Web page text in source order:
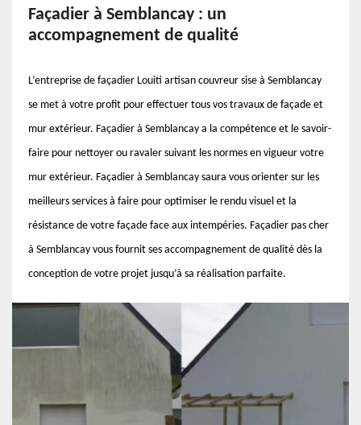
Façadier à Semblancay : un
accompagnement de qualité
L’entreprise de façadier Louiti artisan couvreur sise à Semblancay
se met à votre profit pour effectuer tous vos travaux de façade et
mur extérieur. Façadier à Semblancay a la compétence et le savoir-
faire pour nettoyer ou ravaler suivant les normes en vigueur votre
mur extérieur. Façadier à Semblancay saura vous orienter sur les
meilleurs services à faire pour optimiser le rendu visuel et la
résistance de votre façade face aux intempéries. Façadier pas cher
à Semblancay vous fournit ses accompagnement de qualité dès la
conception de votre projet jusqu’à sa réalisation parfaite.